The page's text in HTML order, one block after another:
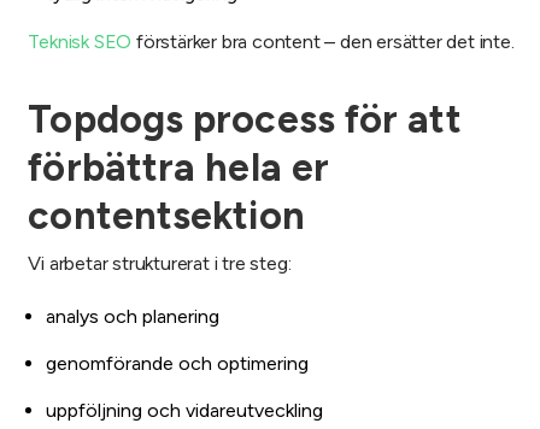
Teknisk SEO förstärker bra content – den ersätter det inte.
Topdogs process för att
förbättra hela er
contentsektion
Vi arbetar strukturerat i tre steg:
analys och planering
genomförande och optimering
uppföljning och vidareutveckling